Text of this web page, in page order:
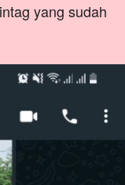
yang sudah